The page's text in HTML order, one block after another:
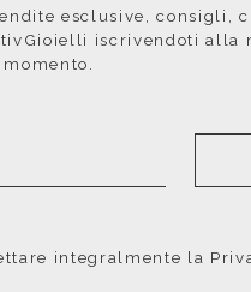
esclusive, consigli,
iscrivendoti alla
integralmente la